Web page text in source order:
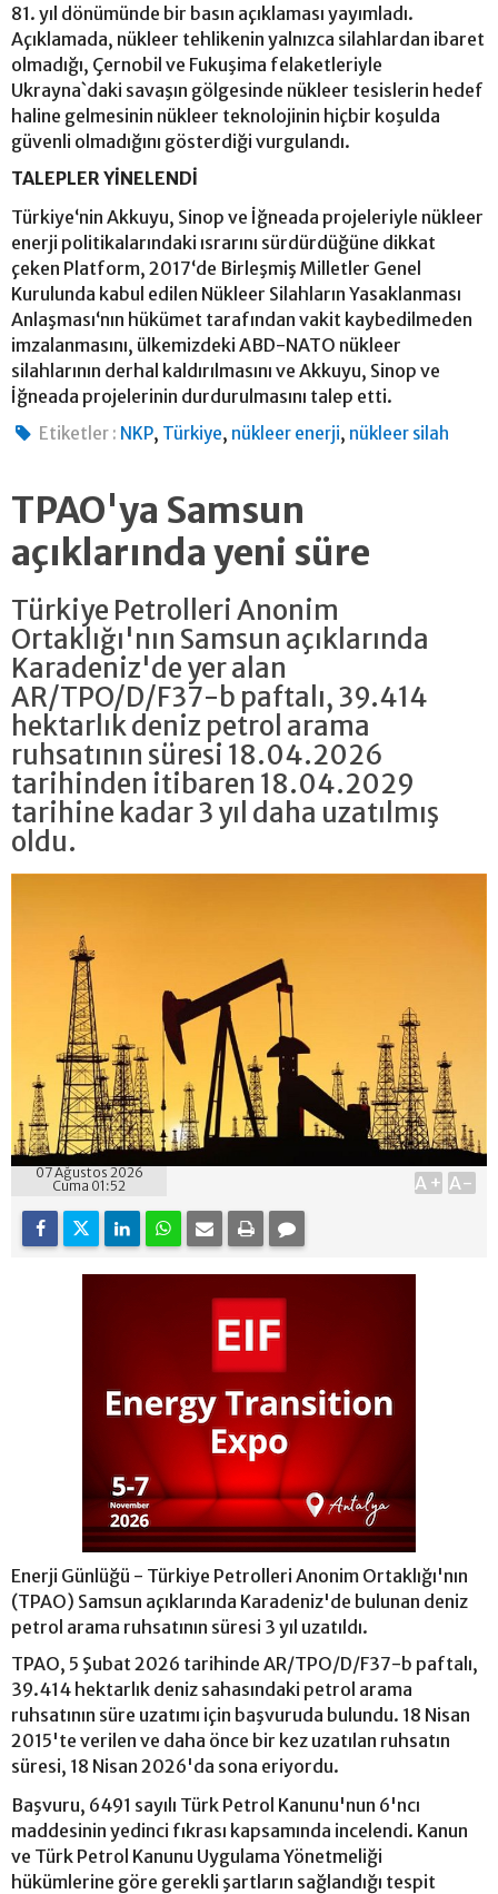
81. yıl dönümünde bir basın açıklaması yayımladı.
Açıklamada, nükleer tehlikenin yalnızca silahlardan ibaret
olmadığı, Çernobil ve Fukuşima felaketleriyle
Ukrayna`daki savaşın gölgesinde nükleer tesislerin hedef
haline gelmesinin nükleer teknolojinin hiçbir koşulda
güvenli olmadığını gösterdiği vurgulandı.
TALEPLER YİNELENDİ
Türkiye‘nin Akkuyu, Sinop ve İğneada projeleriyle nükleer
enerji politikalarındaki ısrarını sürdürdüğüne dikkat
çeken Platform, 2017‘de Birleşmiş Milletler Genel
Kurulunda kabul edilen Nükleer Silahların Yasaklanması
Anlaşması‘nın hükümet tarafından vakit kaybedilmeden
imzalanmasını, ülkemizdeki ABD-NATO nükleer
silahlarının derhal kaldırılmasını ve Akkuyu, Sinop ve
İğneada projelerinin durdurulmasını talep etti.
Etiketler : NKP, Türkiye, nükleer enerji, nükleer silah
TPAO'ya Samsun
açıklarında yeni süre
Türkiye Petrolleri Anonim
Ortaklığı'nın Samsun açıklarında
Karadeniz'de yer alan
AR/TPO/D/F37-b paftalı, 39.414
hektarlık deniz petrol arama
ruhsatının süresi 18.04.2026
tarihinden itibaren 18.04.2029
tarihine kadar 3 yıl daha uzatılmış
oldu.
07 Ağustos 2026
Cuma 01:52
A+ A-
Enerji Günlüğü - Türkiye Petrolleri Anonim Ortaklığı'nın
(TPAO) Samsun açıklarında Karadeniz'de bulunan deniz
petrol arama ruhsatının süresi 3 yıl uzatıldı.
TPAO, 5 Şubat 2026 tarihinde AR/TPO/D/F37-b paftalı,
39.414 hektarlık deniz sahasındaki petrol arama
ruhsatının süre uzatımı için başvuruda bulundu. 18 Nisan
2015'te verilen ve daha önce bir kez uzatılan ruhsatın
süresi, 18 Nisan 2026'da sona eriyordu.
Başvuru, 6491 sayılı Türk Petrol Kanunu'nun 6'ncı
maddesinin yedinci fıkrası kapsamında incelendi. Kanun
ve Türk Petrol Kanunu Uygulama Yönetmeliği
hükümlerine göre gerekli şartların sağlandığı tespit